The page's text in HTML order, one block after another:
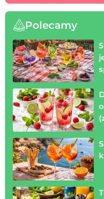
Polecamy